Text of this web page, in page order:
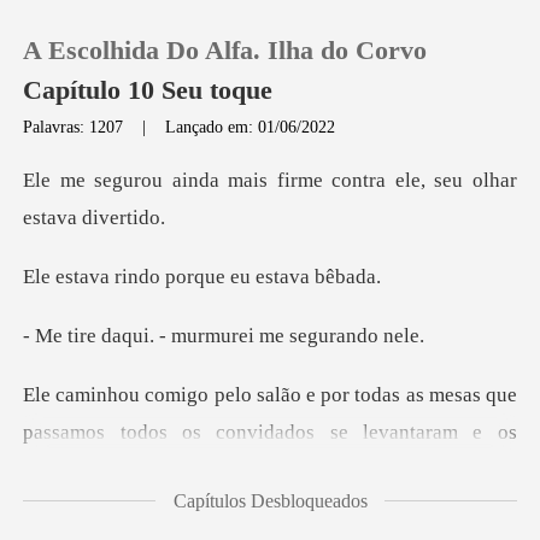
0
Sair
A Escolhida Do Alfa. Ilha do Corvo
Capítulo 10 Seu toque
Palavras: 1207 |Lançado em: 01/06/2022
is firme contra ele, se
ndo porque eu
. - murmurei me
os todos os convidados se levantaram e os
Capítulos Desbloqueados